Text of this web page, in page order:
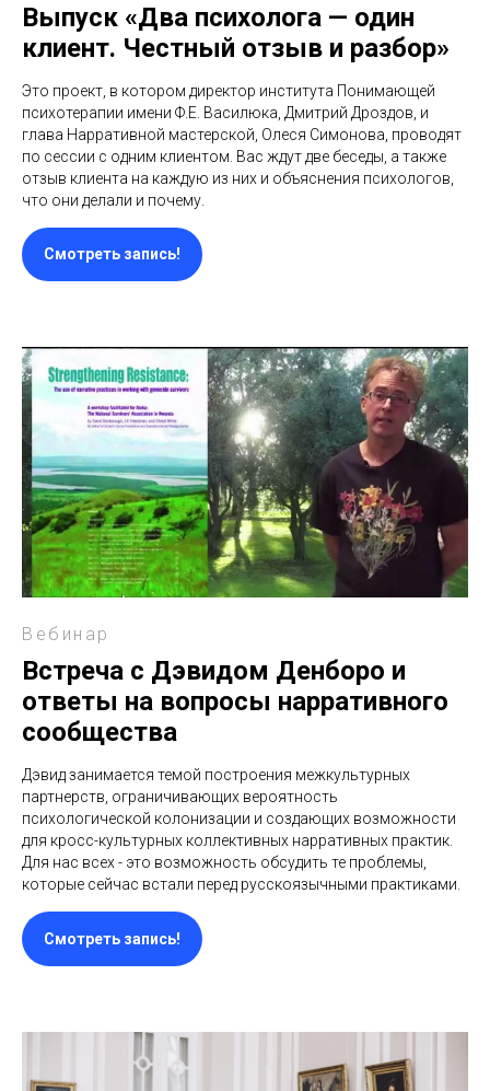
Выпуск «Два психолога — один
клиент. Честный отзыв и разбор»
Это проект, в котором директор института Понимающей
психотерапии имени Ф.Е. Василюка, Дмитрий Дроздов, и
глава Нарративной мастерской, Олеся Симонова, проводят
по сессии с одним клиентом. Вас ждут две беседы, а также
отзыв клиента на каждую из них и объяснения психологов,
что они делали и почему.
Смотреть запись!
Вебинар
Встреча с Дэвидом Денборо и
ответы на вопросы нарративного
сообщества
Дэвид занимается темой построения межкультурных
партнерств, ограничивающих вероятность
психологической колонизации и создающих возможности
для кросс-культурных коллективных нарративных практик.
Для нас всех - это возможность обсудить те проблемы,
которые сейчас встали перед русскоязычными практиками.
Смотреть запись!